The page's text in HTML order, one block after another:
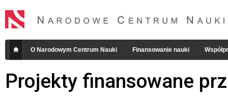
O Narodowym Centrum Nauki Finansowanie nauki
Projekty finansowane